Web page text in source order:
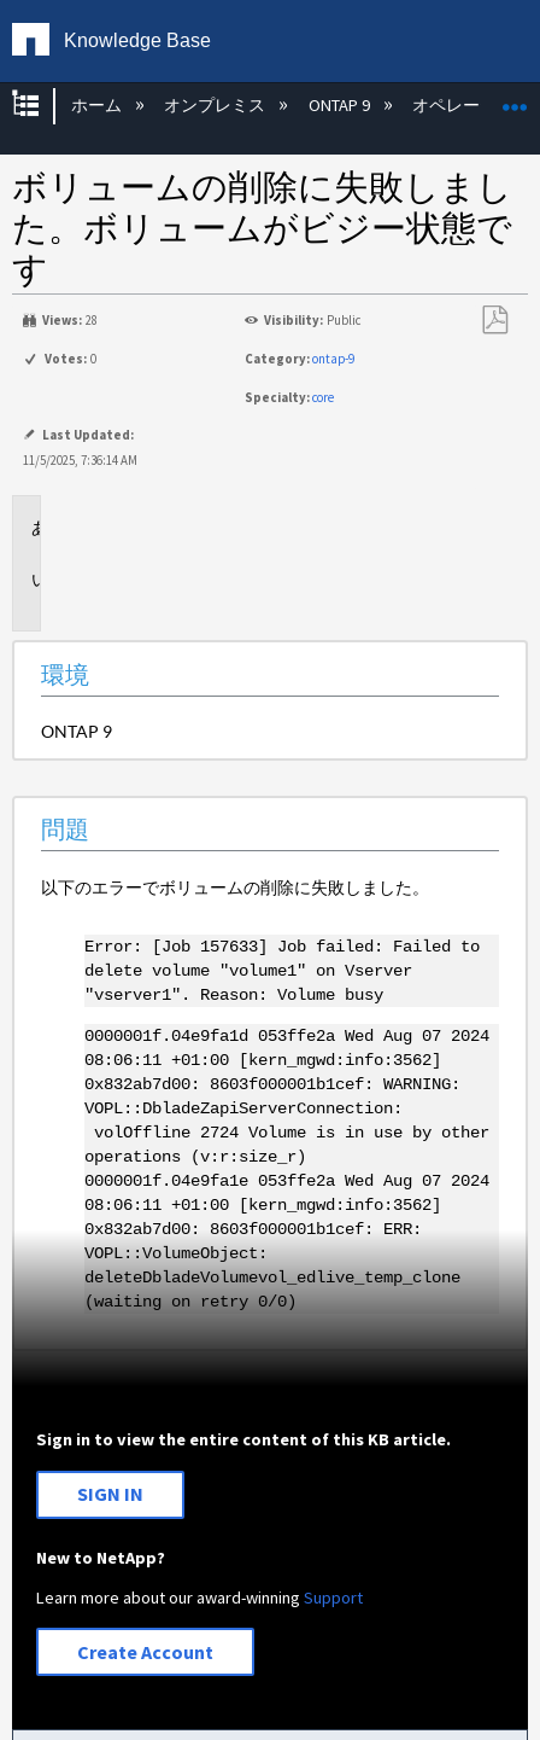
Knowledge Base
グローバル階層を展開/折りたたむ
ホーム オンプレミス ONTAP 9 オペレーティン
ボリュームの削除に失敗しまし
た。ボリュームがビジー状態で
す
Views: 28 Visibility: Public
Votes: 0 Category:ontap-9
Specialty:core
Last Updated:
11/5/2025, 7:36:14 AM
環境
ONTAP 9
問題
以下のエラーでボリュームの削除に失敗しました。
Error: [Job 157633] Job failed: Failed to
delete volume "volume1" on Vserver
"vserver1". Reason: Volume busy
0000001f.04e9fa1d 053ffe2a Wed Aug 07 2024
08:06:11 +01:00 [kern_mgwd:info:3562]
0x832ab7d00: 8603f000001b1cef: WARNING:
VOPL::DbladeZapiServerConnection:
volOffline 2724 Volume is in use by other
operations (v:r:size_r)
0000001f.04e9fa1e 053ffe2a Wed Aug 07 2024
08:06:11 +01:00 [kern_mgwd:info:3562]
0x832ab7d00: 8603f000001b1cef: ERR:
VOPL::VolumeObject:
deleteDbladeVolumevol_edlive_temp_clone
(waiting on retry 0/0)
Sign in to view the entire content of this KB article.
SIGN IN
New to NetApp?
Learn more about our award-winningSupport
Create Account